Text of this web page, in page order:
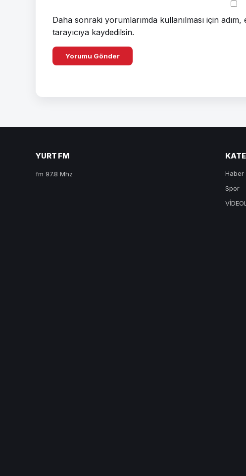
Daha sonraki yorumlarımda kullanılması için
tarayıcıya kaydedilsin.
YURT FM
fm 97.8 Mhz
Haber
Spor